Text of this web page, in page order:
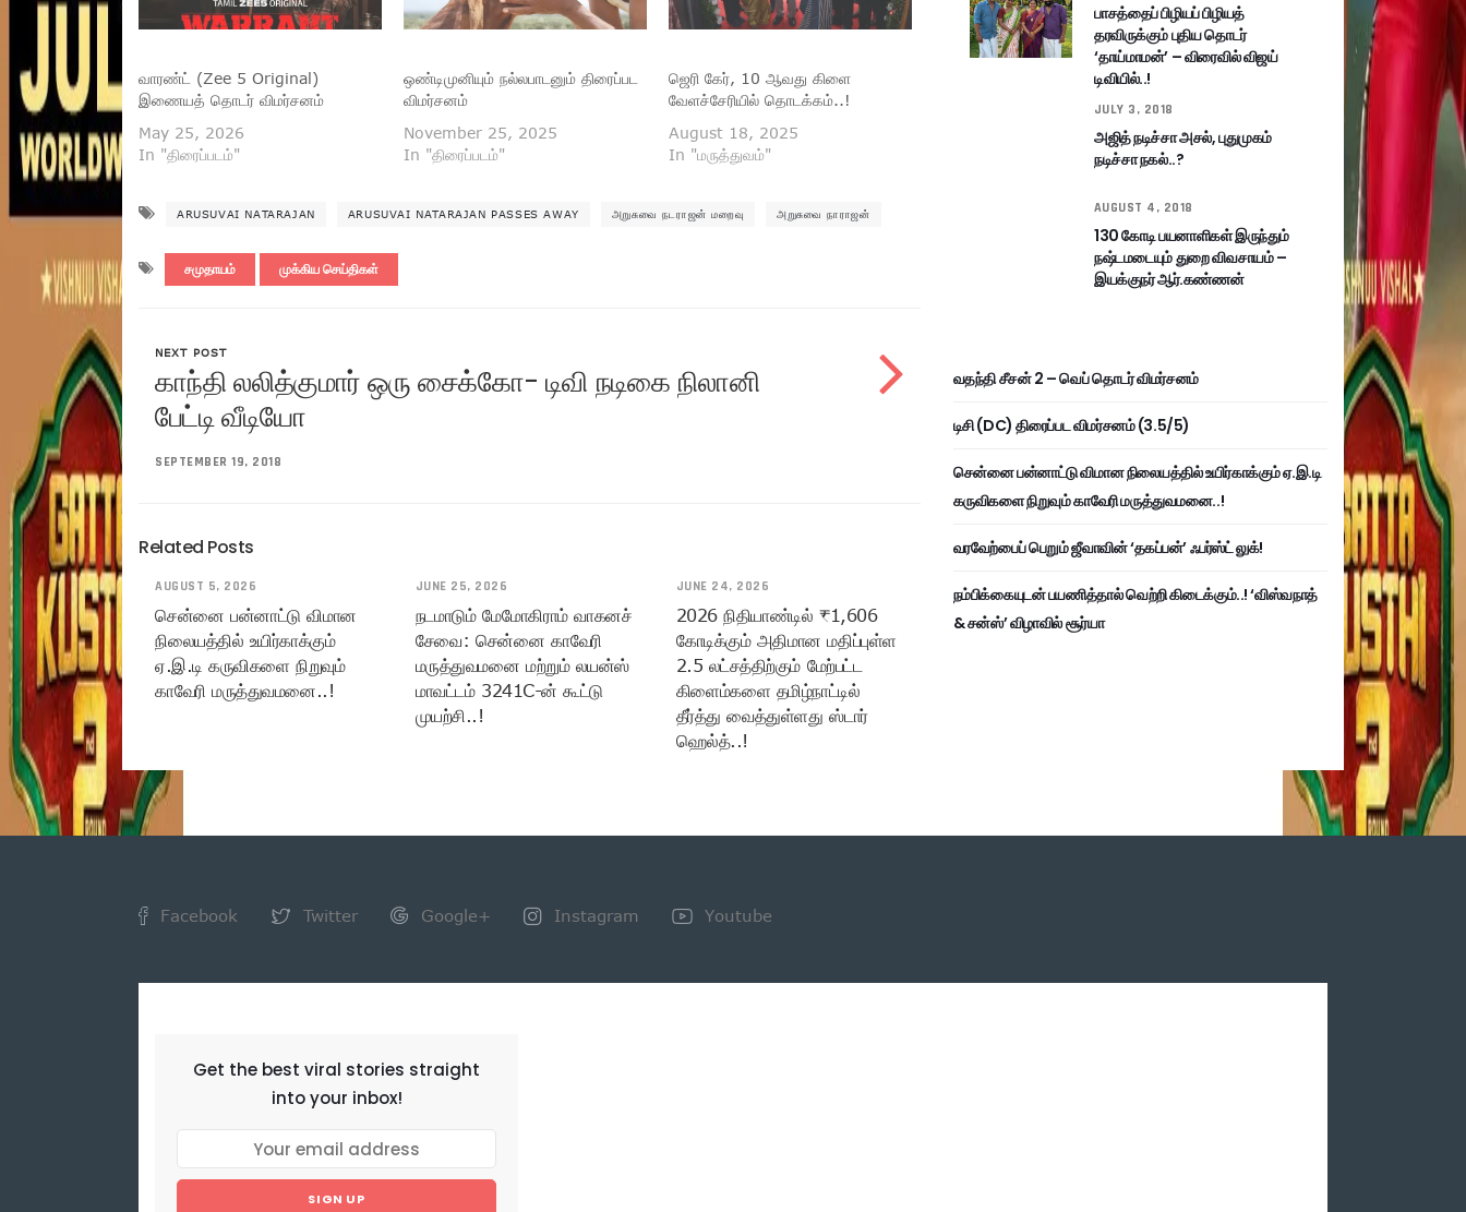
வாரண்ட் (Zee 5 Original)
இணையத் தொடர் விமர்சனம்
May 25, 2026
In "திரைப்படம்"
ஒண்டிமுனியும் நல்லபாடனும் திரைப்பட
விமர்சனம்
November 25, 2025
In "திரைப்படம்"
ஜெரி கேர், 10 ஆவது கிளை
வேளச்சேரியில் தொடக்கம்..!
August 18, 2025
In "மருத்துவம்"
ARUSUVAI NATARAJAN ARUSUVAI NATARAJAN PASSES AWAY அறுசுவை நடராஜன் மறைவு அறுசுவை நாராஜன்
சமுதாயம் முக்கிய செய்திகள்
NEXT POST
காந்தி லலித்குமார் ஒரு சைக்கோ- டிவி நடிகை நிலானி
பேட்டி வீடியோ
SEPTEMBER 19, 2018
Related Posts
AUGUST 5, 2026
சென்னை பன்னாட்டு விமான
நிலையத்தில் உயிர்காக்கும்
ஏ.இ.டி கருவிகளை நிறுவும்
காவேரி மருத்துவமனை..!
JUNE 25, 2026
நடமாடும் மேமோகிராம் வாகனச்
சேவை: சென்னை காவேரி
மருத்துவமனை மற்றும் லயன்ஸ்
மாவட்டம் 3241C-ன் கூட்டு
முயற்சி..!
JUNE 24, 2026
2026 நிதியாண்டில் ₹1,606
கோடிக்கும் அதிமான மதிப்புள்ள
2.5 லட்சத்திற்கும் மேற்பட்ட
கிளைம்களை தமிழ்நாட்டில்
தீர்த்து வைத்துள்ளது ஸ்டார்
ஹெல்த்..!
பாசத்தைப் பிழியப் பிழியத்
தரவிருக்கும் புதிய தொடர்
‘தாய்மாமன்’ – விரைவில் விஜய்
டிவியில்..!
JULY 3, 2018
அஜித் நடிச்சா அசல், புதுமுகம்
நடிச்சா நகல்..?
AUGUST 4, 2018
130 கோடி பயனாளிகள் இருந்தும்
நஷ்டமடையும் துறை விவசாயம் –
இயக்குநர் ஆர்.கண்ணன்
வதந்தி சீசன் 2 – வெப் தொடர் விமர்சனம்
டிசி (DC) திரைப்பட விமர்சனம் (3.5/5)
சென்னை பன்னாட்டு விமான நிலையத்தில் உயிர்காக்கும் ஏ.இ.டி
கருவிகளை நிறுவும் காவேரி மருத்துவமனை..!
வரவேற்பைப் பெறும் ஜீவாவின் ‘தகப்பன்’ ஃபர்ஸ்ட் லுக்!
நம்பிக்கையுடன் பயணித்தால் வெற்றி கிடைக்கும்..! ‘விஸ்வநாத்
& சன்ஸ்’ விழாவில் சூர்யா
Facebook Twitter Google+ Instagram Youtube
Get the best viral stories straight
into your inbox!
SIGN UP